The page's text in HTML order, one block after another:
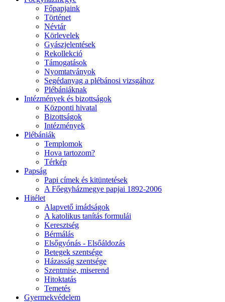
Főpapjaink
Történet
Névtár
Körlevelek
Gyászjelentések
Rekollekció
Támogatások
Nyomtatványok
Segédanyag a plébánosi vizsgához
Plébániáknak
Intézmények és bizottságok
Központi hivatal
Bizottságok
Intézmények
Plébániák
Templomok
Hova tartozom?
Térkép
Papság
Papi címek és kitüntetések
A Főegyházmegye papjai 1892-2006
Hitélet
Alapvető imádságok
A katolikus tanítás formulái
Keresztség
Bérmálás
Elsőgyónás - Elsőáldozás
Betegek szentsége
Házasság szentsége
Szentmise, miserend
Hitoktatás
Temetés
Gyermekvédelem